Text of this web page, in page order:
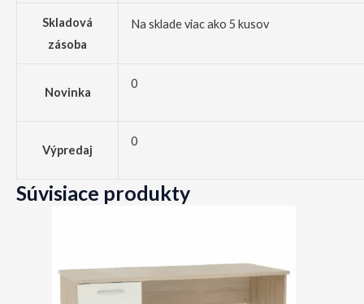
Skladová
zásoba
Na sklade viac ako 5 kusov
Novinka
0
Výpredaj
0
Súvisiace produkty